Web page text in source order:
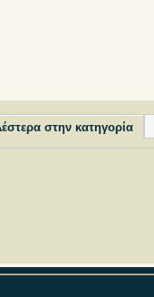
στην κατηγορία